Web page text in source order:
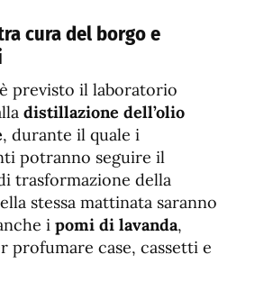
cura del borgo e
è previsto il laboratorio
distillazione dell’olio
, durante il quale i
potranno seguire il
trasformazione della
stessa mattinata saranno
i pomi di lavanda,
profumare case, cassetti e